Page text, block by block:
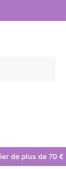
de plus de 70 €